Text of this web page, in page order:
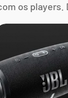
os players.